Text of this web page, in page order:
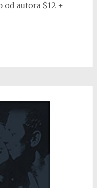
autora $12 +